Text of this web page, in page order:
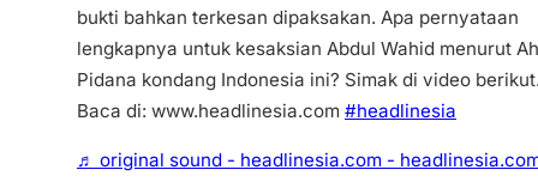
bukti bahkan terkesan dipaksakan. Apa pernyataan
lengkapnya untuk kesaksian Abdul Wahid menurut
Pidana kondang Indonesia ini? Simak di video
Baca di: www.headlinesia.com #headlinesia
♬ original sound - headlinesia.com -